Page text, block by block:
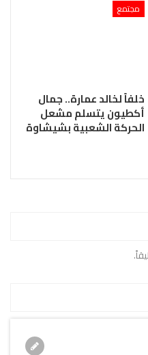
مجتمع
خلفاً لخالد عمارة.. جمال
أكطيون يتسلم مشعل
الحركة الشعبية بشيشاوة